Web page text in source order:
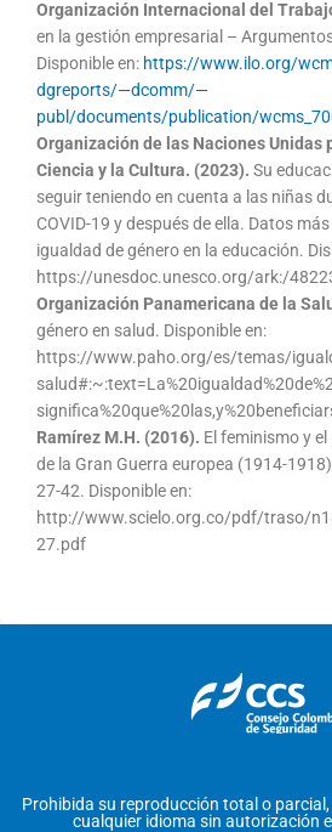
Organización Internacional del
en la gestión empresarial –
Disponible en: https://www.ilo.org/
dgreports/—dcomm/—
publ/documents/publication/
Organización de las Naciones Unidas
Ciencia y la Cultura. (2023). Su
seguir teniendo en cuenta a las niñas
COVID-19 y después de ella. Datos
igualdad de género en la educación.
https://unesdoc.unesco.org/ark:/
Organización Panamericana de la
género en salud. Disponible en:
https://www.paho.org/es/temas/
Ramírez M.H. (2016). El feminismo y
de la Gran Guerra europea (1914-
27-42. Disponible en:
http://www.scielo.org.co/pdf/traso/
27.pdf
Prohibida su reproducción total o
cualquier idioma sin autorización